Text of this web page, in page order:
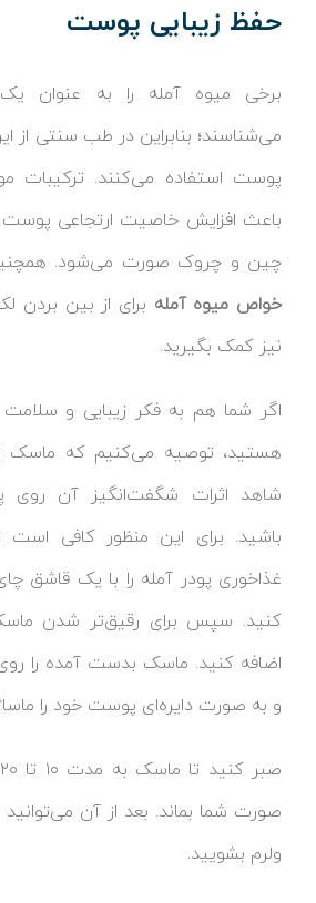
حفظ زیبایی پوست
برخی میوه آمله را به عنوان
می‌شناسند؛ بنابراین در طب سنتی از
پوست استفاده می‌کنند. ترکیبات
باعث افزایش خاصیت ارتجاعی
چین و چروک صورت می‌شود. همچنین
خواص میوه آمله برای از بین بردن
نیز کمک بگیرید.
اگر شما هم به فکر زیبایی و
هستید، توصیه می‌کنیم که ماسک
شاهد اثرات شگفت‌انگیز آن
باشید. برای این منظور کافی
غذاخوری پودر آمله را با یک قاشق
کنید. سپس برای رقیق‌تر شدن
اضافه کنید. ماسک بدست آمده را
و به صورت دایره‌ای پوست خود را
صورت شما بماند. بعد از آن
ولرم بشویید.